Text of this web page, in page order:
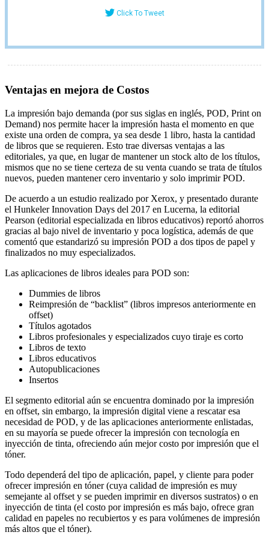
Click To Tweet
Ventajas en mejora de Costos
La impresión bajo demanda (por sus siglas en inglés, POD, Print on
Demand) nos permite hacer la impresión hasta el momento en que
existe una orden de compra, ya sea desde 1 libro, hasta la cantidad
de libros que se requieren. Esto trae diversas ventajas a las
editoriales, ya que, en lugar de mantener un stock alto de los títulos,
mismos que no se tiene certeza de su venta cuando se trata de títulos
nuevos, pueden mantener cero inventario y solo imprimir POD.
De acuerdo a un estudio realizado por Xerox, y presentado durante
el Hunkeler Innovation Days del 2017 en Lucerna, la editorial
Pearson (editorial especializada en libros educativos) reportó ahorros
gracias al bajo nivel de inventario y poca logística, además de que
comentó que estandarizó su impresión POD a dos tipos de papel y
finalizados no muy especializados.
Las aplicaciones de libros ideales para POD son:
Dummies de libros
Reimpresión de “backlist” (libros impresos anteriormente en
offset)
Títulos agotados
Libros profesionales y especializados cuyo tiraje es corto
Libros de texto
Libros educativos
Autopublicaciones
Insertos
El segmento editorial aún se encuentra dominado por la impresión
en offset, sin embargo, la impresión digital viene a rescatar esa
necesidad de POD, y de las aplicaciones anteriormente enlistadas,
en su mayoría se puede ofrecer la impresión con tecnología en
inyección de tinta, ofreciendo aún mejor costo por impresión que el
tóner.
Todo dependerá del tipo de aplicación, papel, y cliente para poder
ofrecer impresión en tóner (cuya calidad de impresión es muy
semejante al offset y se pueden imprimir en diversos sustratos) o en
inyección de tinta (el costo por impresión es más bajo, ofrece gran
calidad en papeles no recubiertos y es para volúmenes de impresión
más altos que el tóner).